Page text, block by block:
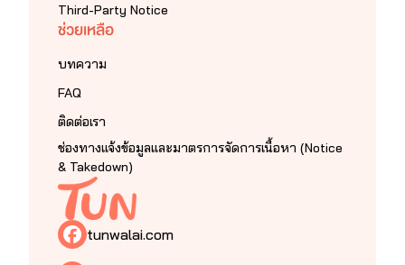
Third-Party Notice
ช่วยเหลือ
บทความ
FAQ
ติดต่อเรา
ช่องทางแจ้งข้อมูลและมาตรการจัดการเนื้อหา (Notice
& Takedown)
tunwalai.com